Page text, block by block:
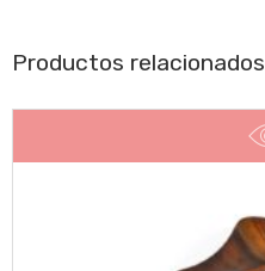
Productos relacionados